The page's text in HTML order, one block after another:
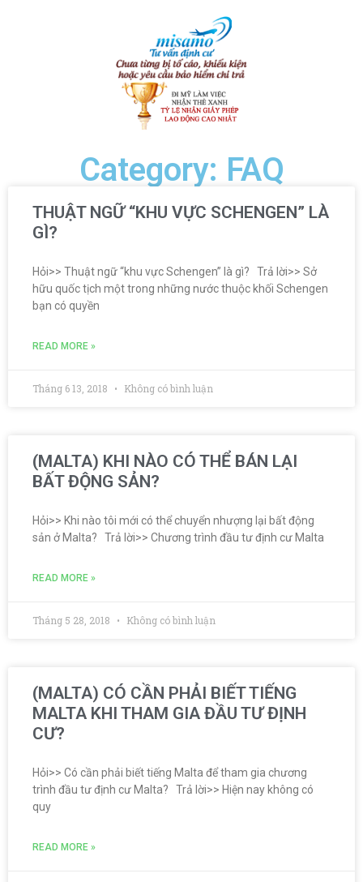
Category: FAQ
THUẬT NGỮ “KHU VỰC SCHENGEN” LÀ
GÌ?
Hỏi>> Thuật ngữ “khu vực Schengen” là gì? Trả lời>> Sở
hữu quốc tịch một trong những nước thuộc khối Schengen
bạn có quyền
READ MORE »
Tháng 6 13, 2018 Không có bình luận
(MALTA) KHI NÀO CÓ THỂ BÁN LẠI
BẤT ĐỘNG SẢN?
Hỏi>> Khi nào tôi mới có thể chuyển nhượng lại bất động
sản ở Malta? Trả lời>> Chương trình đầu tư định cư Malta
READ MORE »
Tháng 5 28, 2018 Không có bình luận
(MALTA) CÓ CẦN PHẢI BIẾT TIẾNG
MALTA KHI THAM GIA ĐẦU TƯ ĐỊNH
CƯ?
Hỏi>> Có cần phải biết tiếng Malta để tham gia chương
trình đầu tư định cư Malta? Trả lời>> Hiện nay không có
quy
READ MORE »